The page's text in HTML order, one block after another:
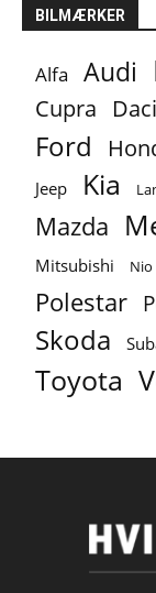
BILMÆRKER
Alfa Audi
Cupra
Ford
Jeep Kia
Mazda
Mitsubishi Nio
Polestar
Skoda
Toyota